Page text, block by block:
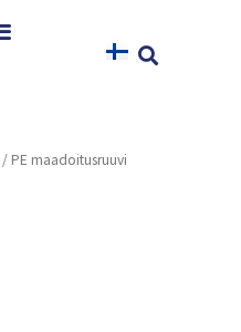
/ PE maadoitusruuvi